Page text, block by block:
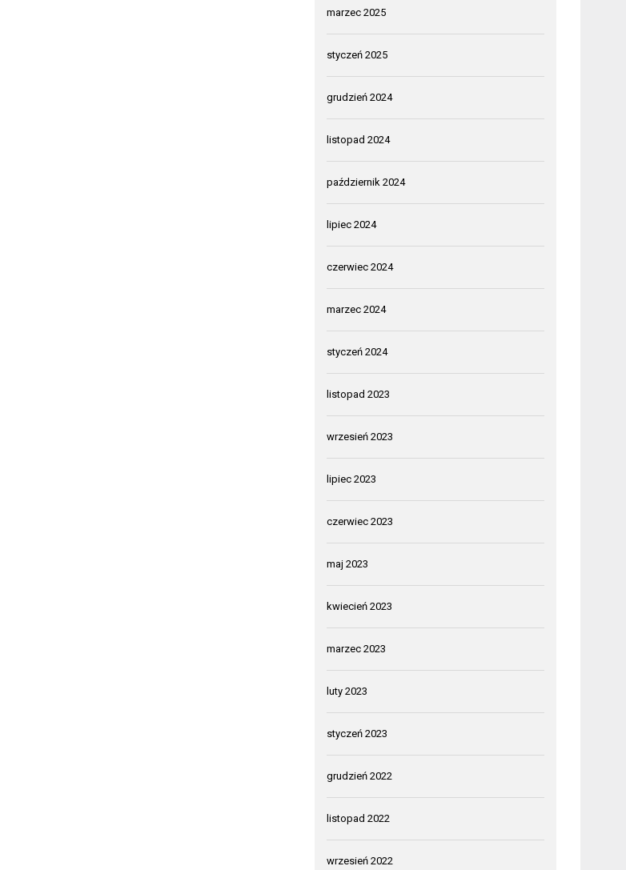
marzec 2025
styczeń 2025
grudzień 2024
listopad 2024
październik 2024
lipiec 2024
czerwiec 2024
marzec 2024
styczeń 2024
listopad 2023
wrzesień 2023
lipiec 2023
czerwiec 2023
maj 2023
kwiecień 2023
marzec 2023
luty 2023
styczeń 2023
grudzień 2022
listopad 2022
wrzesień 2022